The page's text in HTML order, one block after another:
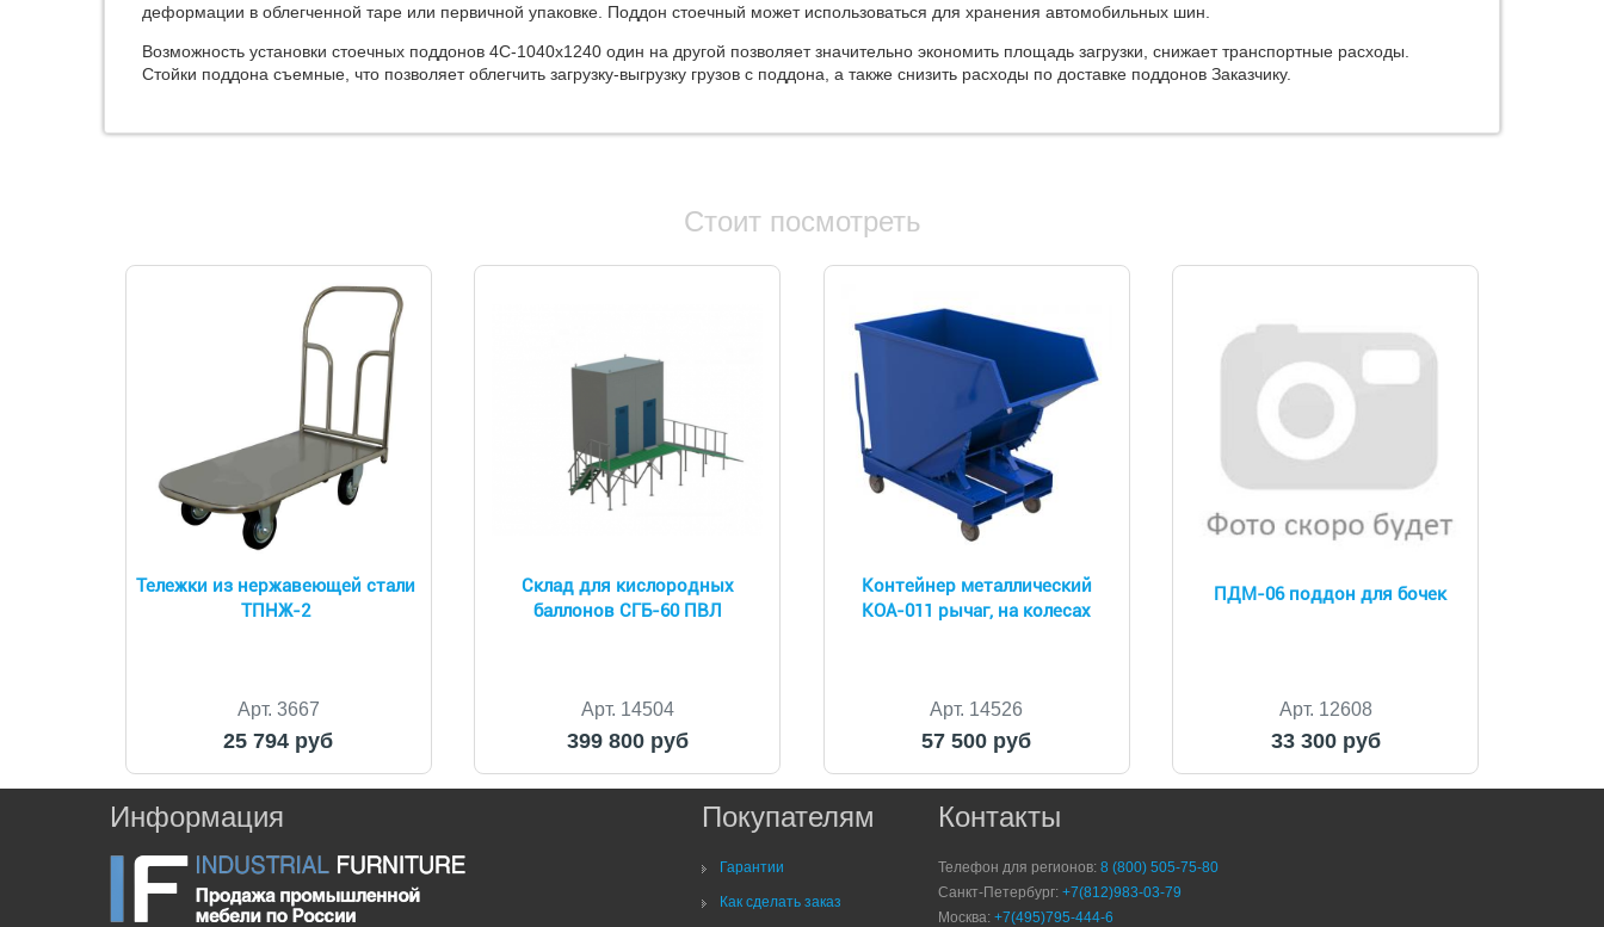
деформации в облегченной таре или первичной упаковке. Поддон стоечный может использоваться для хранения автомобильных шин.
Возможность установки стоечных поддонов 4С-1040х1240 один на другой позволяет значительно экономить площадь загрузки, снижает транспортные расходы.
Стойки поддона съемные, что позволяет облегчить загрузку-выгрузку грузов с поддона, а также снизить расходы по доставке поддонов Заказчику.
Стоит посмотреть
Тележки из нержавеющей стали
ТПНЖ-2
Арт. 3667
25 794 руб
Склад для кислородных
баллонов СГБ-60 ПВЛ
Арт. 14504
399 800 руб
Контейнер металлический
КОА-011 рычаг, на колесах
Арт. 14526
57 500 руб
ПДМ-06 поддон для бочек
Арт. 12608
33 300 руб
Информация Покупателям
Гарантии
Как сделать заказ
Контакты
Телефон для регионов:8 (800) 505-75-80
Санкт-Петербург:+7(812)983-03-79
Москва:+7(495)795-444-6